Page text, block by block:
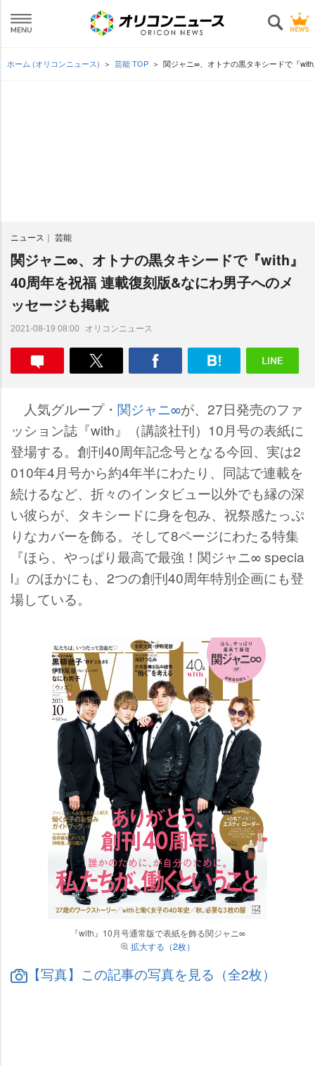
ホーム (オリコンニュース) 芸能 TOP 関ジャニ∞、オトナの黒タキシードで『
ニュース 芸能
関ジャニ∞、オトナの黒タキシードで『with』
40周年を祝福 連載復刻版&なにわ男子へのメ
ッセージも掲載
2021-08-19 08:00 オリコンニュース
人気グループ・ 関ジャニ∞が、27日発売のファ
ッション誌『with』（講談社刊）10月号の表紙に
登場する。創刊40周年記念号となる今回、実は2
010年4月号から約4年半にわたり、同誌で連載を
続けるなど、折々のインタビュー以外でも縁の深
い彼らが、タキシードに身を包み、祝祭感たっぷ
りなカバーを飾る。そして8ページにわたる特集
『ほら、やっぱり最高で最強！関ジャニ∞ specia
l』のほかにも、2つの創刊40周年特別企画にも登
場している。
『with』10月号通常版で表紙を飾る関ジャニ∞
拡大する（2枚）
【写真】この記事の写真を見る（全2枚）